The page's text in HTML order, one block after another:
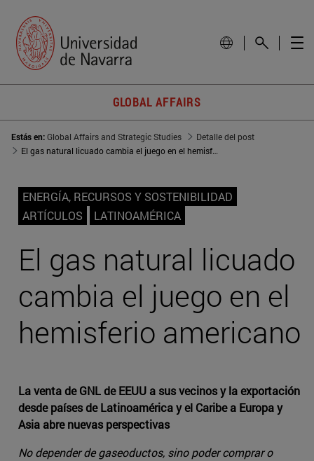
GLOBAL AFFAIRS
Estás en:Global Affairs and Strategic Studies
Detalle del post
El gas natural licuado cambia el juego en el hemisferio americano
ENERGÍA, RECURSOS Y SOSTENIBILIDAD
ARTÍCULOS
LATINOAMÉRICA
El gas natural licuado
cambia el juego en el
hemisferio americano
La venta de GNL de EEUU a sus vecinos y la exportación
desde países de Latinoamérica y el Caribe a Europa y
Asia abre nuevas perspectivas
No depender de gaseoductos, sino poder comprar o